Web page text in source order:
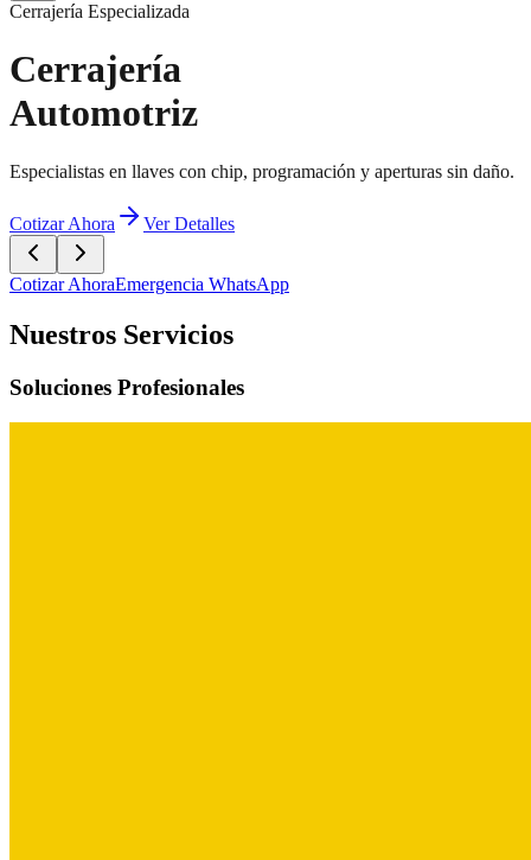
Cerrajería Especializada
Cerrajería
Automotriz
Especialistas en llaves con chip, programación y aperturas sin daño.
Cotizar Ahora Ver Detalles
Cotizar AhoraEmergencia WhatsApp
Nuestros Servicios
Soluciones Profesionales